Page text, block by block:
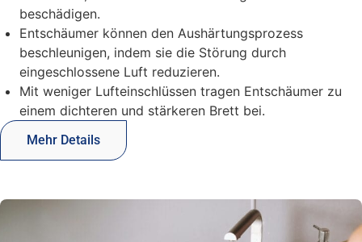
beschädigen.
Entschäumer können den Aushärtungsprozess
beschleunigen, indem sie die Störung durch
eingeschlossene Luft reduzieren.
Mit weniger Lufteinschlüssen tragen Entschäumer zu
einem dichteren und stärkeren Brett bei.
Mehr Details